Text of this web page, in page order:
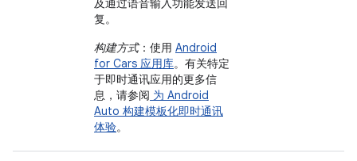
复。
构建方式：使用 Android
for Cars 应用库。有关特定
于即时通讯应用的更多信
息，请参阅 为 Android
Auto 构建模板化即时通讯
体验。